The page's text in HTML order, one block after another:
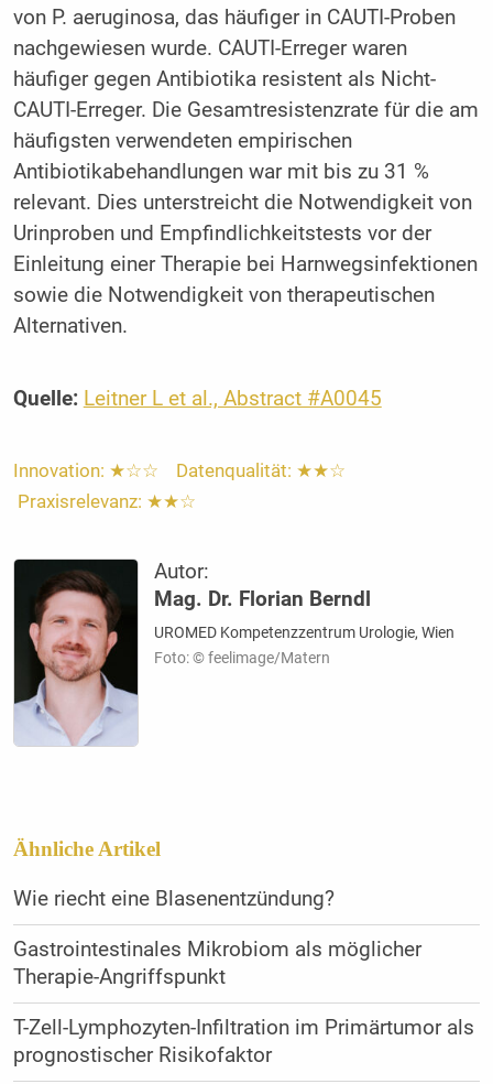
von P. aeruginosa, das häufiger in CAUTI-Proben
nachgewiesen wurde. CAUTI-Erreger waren
häufiger gegen Antibiotika resistent als Nicht-
CAUTI-Erreger. Die Gesamtresistenzrate für die am
häufigsten verwendeten empirischen
Antibiotikabehandlungen war mit bis zu 31 %
relevant. Dies unterstreicht die Notwendigkeit von
Urinproben und Empfindlichkeitstests vor der
Einleitung einer Therapie bei Harnwegsinfektionen
sowie die Notwendigkeit von therapeutischen
Alternativen.
Quelle: Leitner L et al., Abstract #A0045
Innovation: ★☆☆ Datenqualität: ★★☆
Praxisrelevanz: ★★☆
Autor:
Mag. Dr. Florian Berndl
UROMED Kompetenzzentrum Urologie, Wien
Foto: © feelimage/Matern
Ähnliche Artikel
Wie riecht eine Blasenentzündung?
Gastrointestinales Mikrobiom als möglicher
Therapie-Angriffspunkt
T-Zell-Lymphozyten-Infiltration im Primärtumor als
prognostischer Risikofaktor